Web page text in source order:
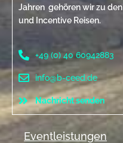
Jahren gehören wir zu
und Incentive Reisen.
+49 (0) 40 60942883
info@b-ceed.de
Nachricht senden
Eventleistungen